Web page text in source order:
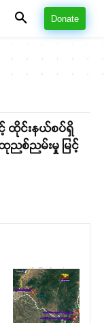
Donate
ထိုင်းနယ်စပ်ရှိ
ညစ်ညမ်းမှု မြင့်